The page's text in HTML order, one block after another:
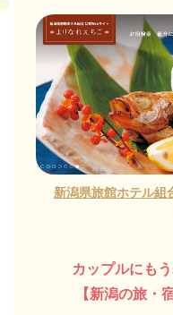
新潟県旅館ホテル組
カップルにも
【新潟の旅・